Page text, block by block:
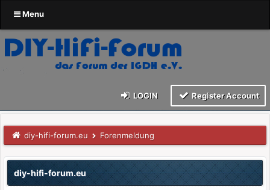
Menu
LOGIN Register Account
diy-hifi-forum.eu Forenmeldung
diy-hifi-forum.eu